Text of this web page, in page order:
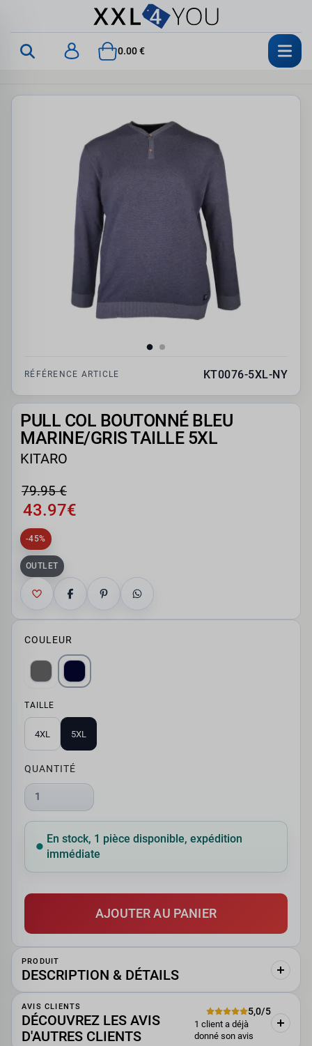
0.00 €
RÉFÉRENCE ARTICLE KT0076-5XL-NY
PULL COL BOUTONNÉ BLEU
MARINE/GRIS TAILLE 5XL
KITARO
79.95 €
43.97€
-45%
OUTLET
COULEUR
TAILLE
4XL 5XL
QUANTITÉ
1
En stock, 1 pièce disponible, expédition
immédiate
AJOUTER AU PANIER
PRODUIT
DESCRIPTION & DÉTAILS
AVIS CLIENTS
DÉCOUVREZ LES AVIS
D'AUTRES CLIENTS
5,0/5
1 client a déjà
donné son avis